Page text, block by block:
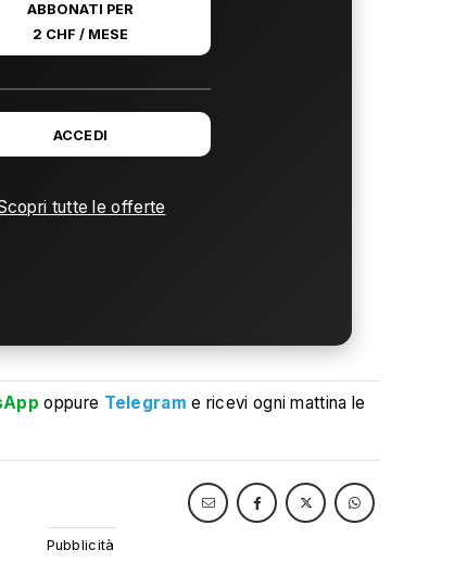
ABBONATI PER
2 CHF / MESE
ACCEDI
tutte le offerte
oppure Telegram e ricevi ogni mattina le